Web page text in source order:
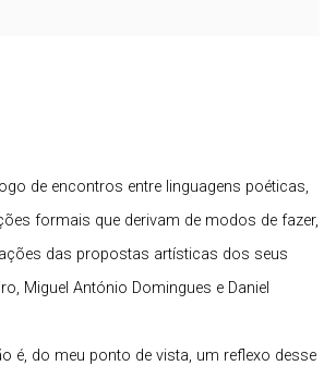
de encontros entre linguagens poéticas,
formais que derivam de modos de fazer,
das propostas artísticas dos seus
Miguel António Domingues e Daniel
é, do meu ponto de vista, um reflexo desse